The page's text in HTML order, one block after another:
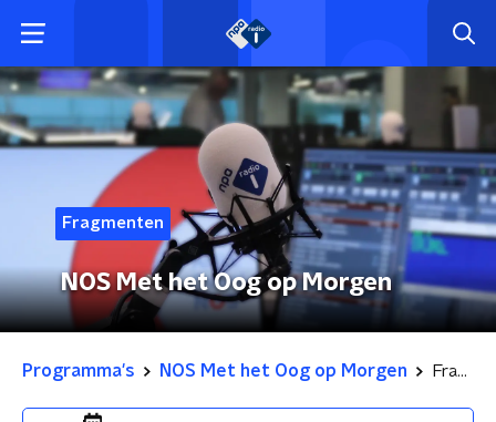
Fragmenten
NOS Met het Oog op Morgen
Programma's NOS Met het Oog op Morgen Fragmenten